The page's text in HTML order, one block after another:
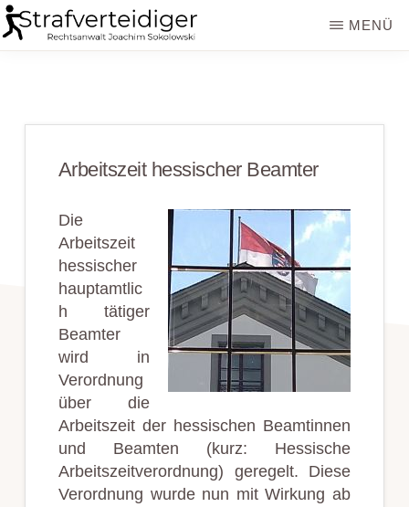
Zum
Inhalt
Zur
Seitenspalte
STRAFVERTEIDIGER
Sokolowski
MENÜ
Arbeitszeit hessischer Beamter
Die
Arbeitszeit
hessischer
hauptamtlic
h tätiger
Beamter
wird in
Verordnung
über die
Arbeitszeit der hessischen Beamtinnen
und Beamten (kurz: Hessische
Arbeitszeitverordnung) geregelt. Diese
Verordnung wurde nun mit Wirkung ab